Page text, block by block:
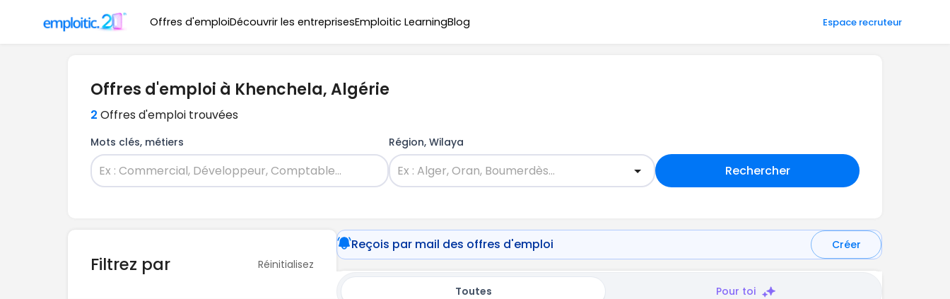
Offres d'emploiDécouvrir les entreprisesEmploitic LearningBlog Espace recruteur
Offres d'emploi à Khenchela, Algérie
2 Offres d'emploi trouvées
Mots clés, métiers Région, Wilaya
Rechercher
Filtrez par Réinitialisez
Reçois par mail des offres d'emploi Créer
Toutes Pour toi